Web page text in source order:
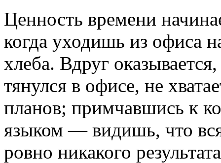
Ценность времени
когда уходишь из офиса
хлеба. Вдруг
тянулся в офисе, не
планов; примчавшись к
языком — видишь, что
ровно никакого